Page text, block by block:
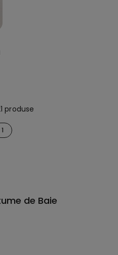
produse
1
de Baie